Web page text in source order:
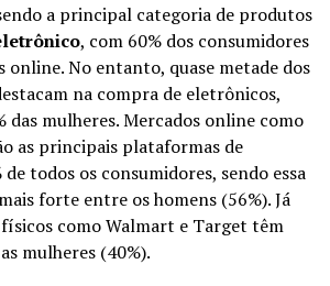
a principal categoria de produtos
, com 60% dos consumidores
online. No entanto, quase metade dos
na compra de eletrônicos,
das mulheres. Mercados online como
as principais plataformas de
todos os consumidores, sendo essa
forte entre os homens (56%). Já
como Walmart e Target têm
mulheres (40%).